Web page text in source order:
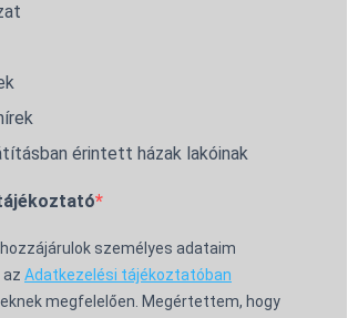
érintett házak lakóinak
személyes adataim
az Adatkezelési tájékoztatóban
megfelelően. Megértettem, hogy